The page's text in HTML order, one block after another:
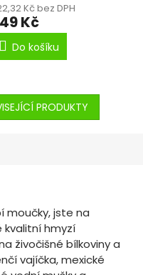
Kč bez DPH
Kč
Do košíku
PRODUKTY
moučky, jste na
kvalitní hmyzí
živočišné bílkoviny a
vajíčka, mexické